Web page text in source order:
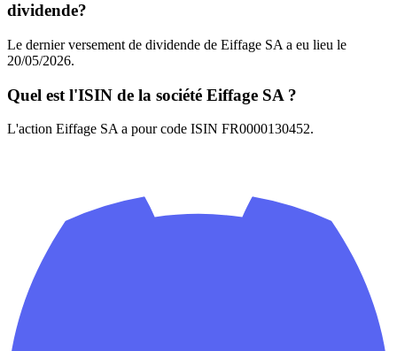
dividende?
Le dernier versement de dividende de Eiffage SA a eu lieu le
20/05/2026.
Quel est l'ISIN de la société Eiffage SA ?
L'action Eiffage SA a pour code ISIN FR0000130452.